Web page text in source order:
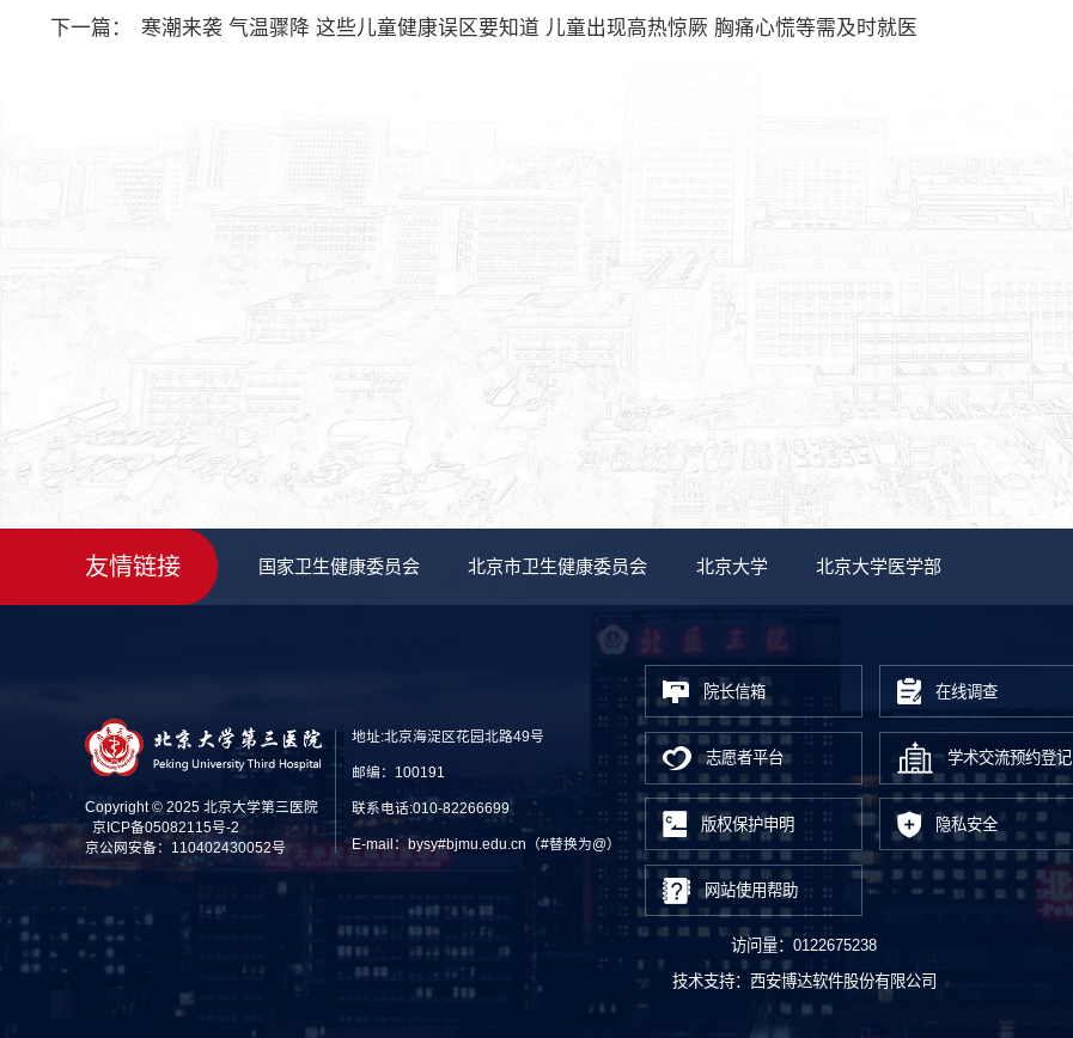
下一篇： 寒潮来袭 气温骤降 这些儿童健康误区要知道 儿童出现高热惊厥 胸痛心慌等需及时就医
友情链接 国家卫生健康委员会 北京市卫生健康委员会 北京大学 北京大学医学部
Copyright © 2025 北京大学第三医院
京ICP备05082115号-2
京公网安备：110402430052号
地址:北京海淀区花园北路49号
邮编：100191
联系电话:010-82266699
E-mail：bysy#bjmu.edu.cn（#替换为@）
院长信箱 在线调查
志愿者平台 学术交流预约登记
版权保护申明 隐私安全
网站使用帮助
访问量： 0122675238
技术支持： 西安博达软件股份有限公司